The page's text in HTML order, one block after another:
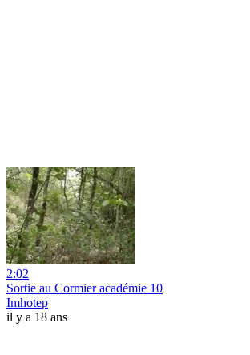
2:02
Sortie au Cormier académie 10
Imhotep
il y a 18 ans